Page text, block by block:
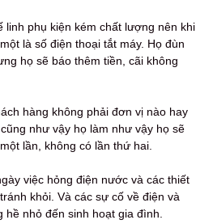
linh phụ kiện kém chất lượng nên khi
là số điện thoại tắt máy. Họ đùn
họ sẽ báo thêm tiền, cãi không
hàng không phải đơn vị nào hay
như vậy họ làm như vậy họ sẽ
lần, không có lần thứ hai.
việc hỏng điện nước và các thiết
khỏi. Và các sự cố về điện và
nhỏ đến sinh hoạt gia đình.